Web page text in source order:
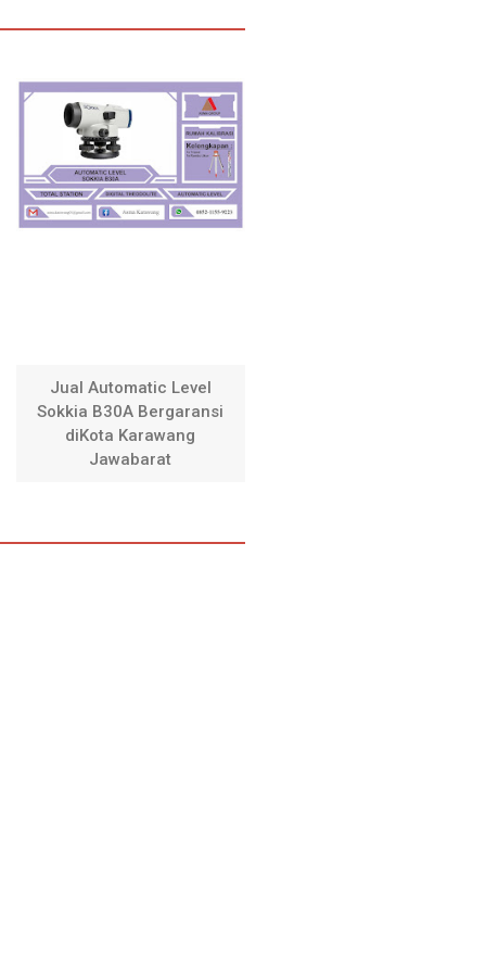
Jual Automatic Level
Sokkia B30A Bergaransi
diKota Karawang
Jawabarat